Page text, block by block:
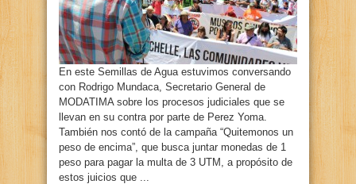
En este Semillas de Agua estuvimos conversando
con Rodrigo Mundaca, Secretario General de
MODATIMA sobre los procesos judiciales que se
llevan en su contra por parte de Perez Yoma.
También nos contó de la campaña “Quitemonos un
peso de encima”, que busca juntar monedas de 1
peso para pagar la multa de 3 UTM, a propósito de
estos juicios que ...